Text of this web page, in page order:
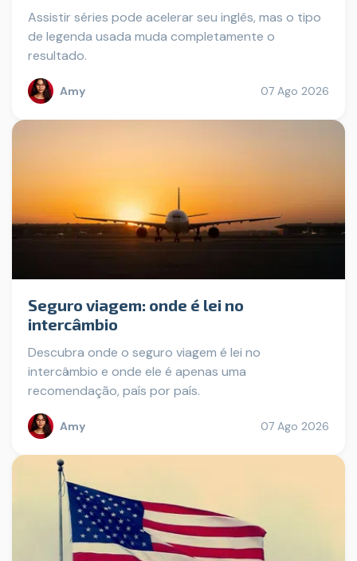
Assistir séries pode acelerar seu inglês, mas o tipo
de legenda usada muda completamente o
resultado.
Amy 07 Ago 2026
Seguro viagem: onde é lei no
intercâmbio
Descubra onde o seguro viagem é lei no
intercâmbio e onde ele é apenas uma
recomendação, país por país.
Amy 07 Ago 2026